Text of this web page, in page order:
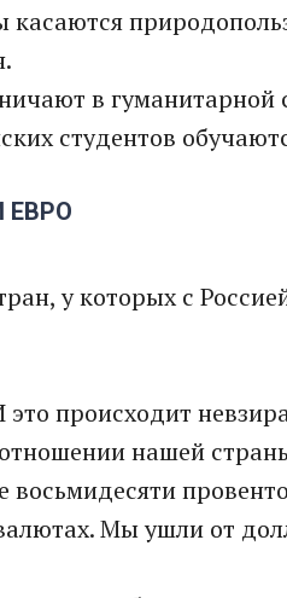
в гуманитарной
студентов
ЕВРО
у которых с
происходит
нашей
восьмидесяти
Мы ушли от